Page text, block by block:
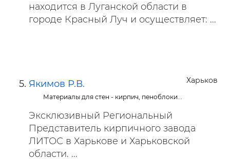
находится в Луганской области в
городе Красный Луч и осуществляет: ...
Харьков
Якимов Р.В.
Материалы для стен - кирпич, пеноблоки...
Эксклюзивный Региональный
Представитель кирпичного завода
ЛИТОС в Харькове и Харьковской
области. ...